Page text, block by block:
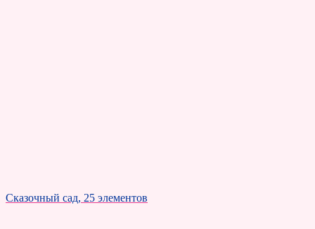
Сказочный сад, 25 элементов